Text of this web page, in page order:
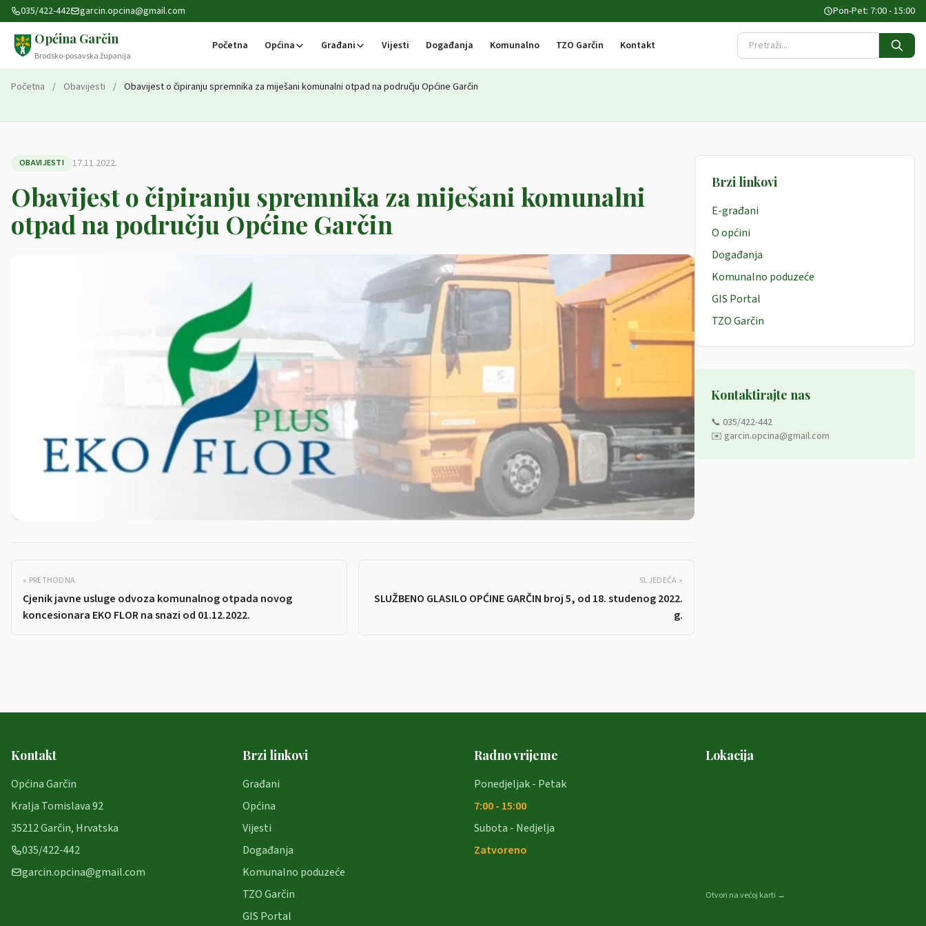
Preskoči na sadržaj
035/422-442 garcin.opcina@gmail.com Pon-Pet: 7:00 - 15:00
Općina Garčin
Brodsko-posavska županija
Početna Općina Građani Vijesti Događanja Komunalno TZO Garčin Kontakt Pretraži stranicu
Početna / Obavijesti / Obavijest o čipiranju spremnika za miješani komunalni otpad na području Općine Garčin
OBAVIJESTI 17.11.2022.
Obavijest o čipiranju spremnika za miješani komunalni
otpad na području Općine Garčin
« PRETHODNA
Cjenik javne usluge odvoza komunalnog otpada novog
koncesionara EKO FLOR na snazi od 01.12.2022.
SLJEDEĆA »
SLUŽBENO GLASILO OPĆINE GARČIN broj 5, od 18. studenog 2022.
g.
Brzi linkovi
E-građani
O općini
Događanja
Komunalno poduzeće
GIS Portal
TZO Garčin
Kontaktirajte nas
📞 035/422-442
✉️ garcin.opcina@gmail.com
Kontakt
Općina Garčin
Kralja Tomislava 92
35212 Garčin, Hrvatska
035/422-442
garcin.opcina@gmail.com
Brzi linkovi
Građani
Općina
Vijesti
Događanja
Komunalno poduzeće
TZO Garčin
GIS Portal
Radno vrijeme
Ponedjeljak - Petak
7:00 - 15:00
Subota - Nedjelja
Zatvoreno
Lokacija
Otvori na većoj karti →